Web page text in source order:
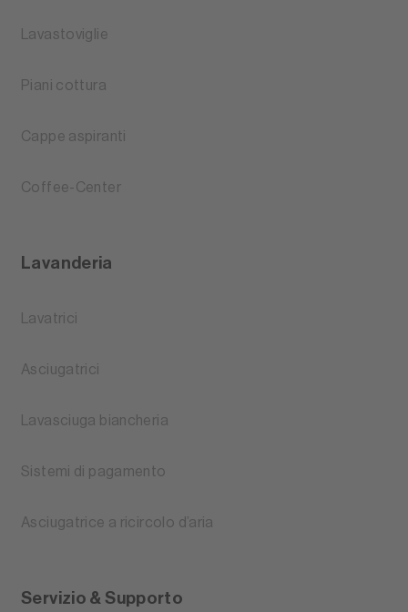
Lavastoviglie
Piani cottura
Cappe aspiranti
Coffee-Center
Lavanderia
Lavatrici
Asciugatrici
Lavasciuga biancheria
Sistemi di pagamento
Asciugatrice a ricircolo d’aria
Servizio & Supporto